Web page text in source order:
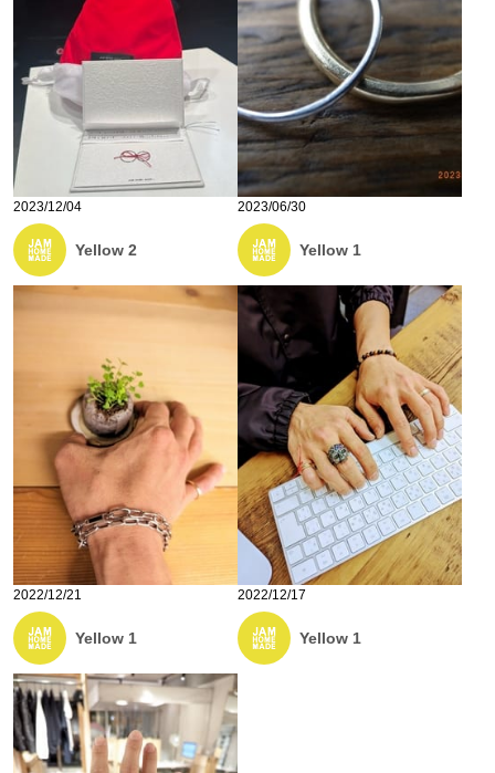
2023/12/04
Yellow 2
2023/06/30
Yellow 1
2022/12/21
Yellow 1
2022/12/17
Yellow 1